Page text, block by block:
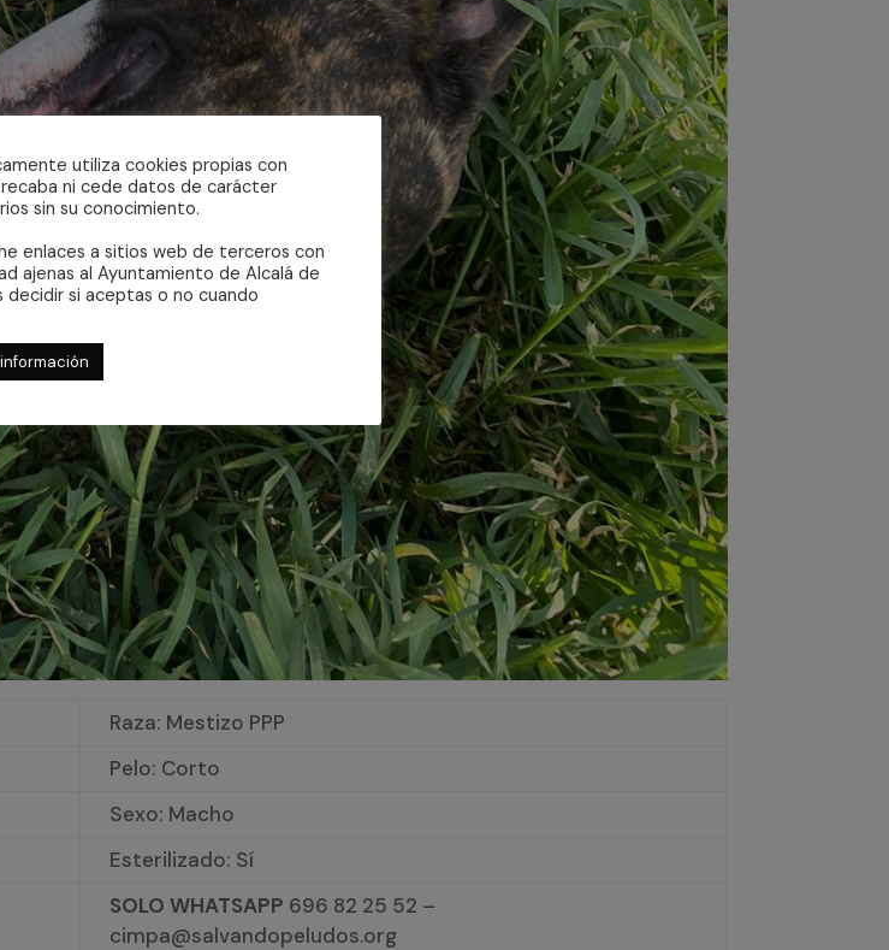
Raza: Mestizo PPP
Pelo: Corto
Sexo: Macho
Esterilizado: Sí
SOLO WHATSAPP 696 82 25 52 –
cimpa@salvandopeludos.org
utiliza cookies propias con
ni cede datos de carácter
sin su conocimiento.
enlaces a sitios web de terceros con
ajenas al Ayuntamiento de Alcalá de
decidir si aceptas o no cuando